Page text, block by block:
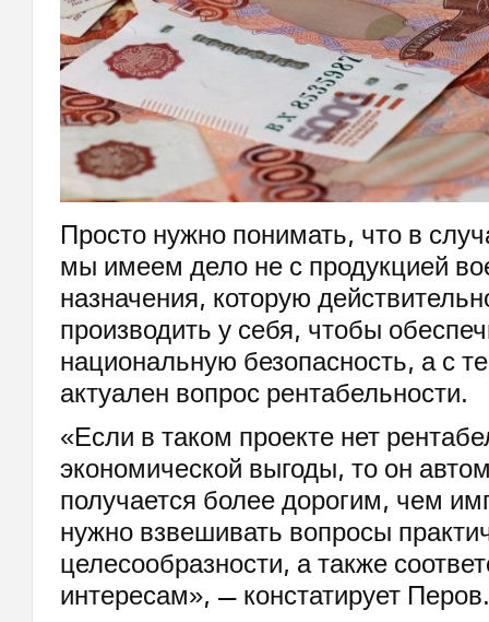
Просто нужно понимать, что в
мы имеем дело не с продукцией
назначения, которую
производить у себя, чтобы
национальную безопасность, а с
актуален вопрос рентабельности.
«Если в таком проекте нет
экономической выгоды, то он
получается более дорогим, чем
нужно взвешивать вопросы
целесообразности, а также
интересам», — констатирует Перов.